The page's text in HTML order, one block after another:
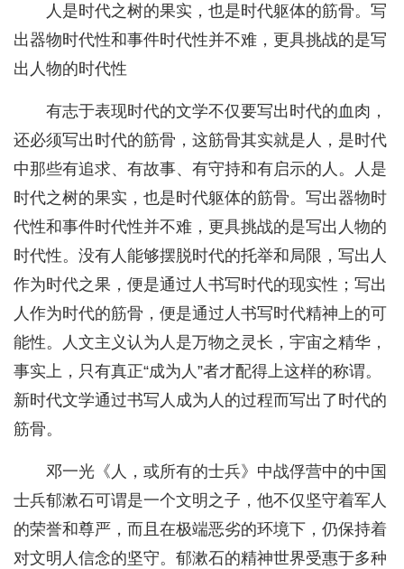
人是时代之树的果实，也是时代躯体的筋骨。写
出器物时代性和事件时代性并不难，更具挑战的是写
出人物的时代性
有志于表现时代的文学不仅要写出时代的血肉，
还必须写出时代的筋骨，这筋骨其实就是人，是时代
中那些有追求、有故事、有守持和有启示的人。人是
时代之树的果实，也是时代躯体的筋骨。写出器物时
代性和事件时代性并不难，更具挑战的是写出人物的
时代性。没有人能够摆脱时代的托举和局限，写出人
作为时代之果，便是通过人书写时代的现实性；写出
人作为时代的筋骨，便是通过人书写时代精神上的可
能性。人文主义认为人是万物之灵长，宇宙之精华，
事实上，只有真正“成为人”者才配得上这样的称谓。
新时代文学通过书写人成为人的过程而写出了时代的
筋骨。
邓一光《人，或所有的士兵》中战俘营中的中国
士兵郁漱石可谓是一个文明之子，他不仅坚守着军人
的荣誉和尊严，而且在极端恶劣的环境下，仍保持着
对文明人信念的坚守。郁漱石的精神世界受惠于多种